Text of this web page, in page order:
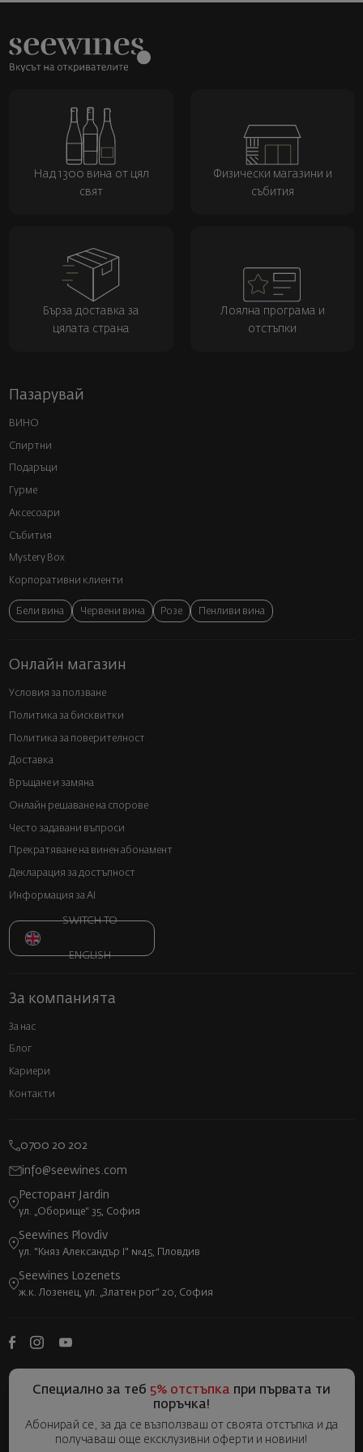
Над 1300 вина от цял
свят
Физически магазини и
събития
Бърза доставка за
цялата страна
Лоялна програма и
отстъпки
Пазарувай
ВИНО
Спиртни
Подаръци
Гурме
Аксесоари
Събития
Mystery Box
Корпоративни клиенти
Бели вина Червени вина Розе Пенливи вина
Онлайн магазин
Условия за ползване
Политика за бисквитки
Политика за поверителност
Доставка
Връщане и замяна
Онлайн решаване на спорове
Често задавани въпроси
Прекратяване на винен абонамент
Декларация за достъпност
Информация за AI
SWITCH TO
ENGLISH
За компанията
За нас
Блог
Кариери
Контакти
0700 20 202
info@seewines.com
Ресторант Jardin
ул. „Оборище“ 35, София
Seewines Plovdiv
ул. "Княз Александър I" №45, Пловдив
Seewines Lozenets
ж.к. Лозенец, ул. „Златен рог“ 20, София
Специално за теб 5% отстъпка при първата ти
поръчка!
Абонирай се, за да се възползваш от своята отстъпка и да
получаваш още ексклузивни оферти и новини!